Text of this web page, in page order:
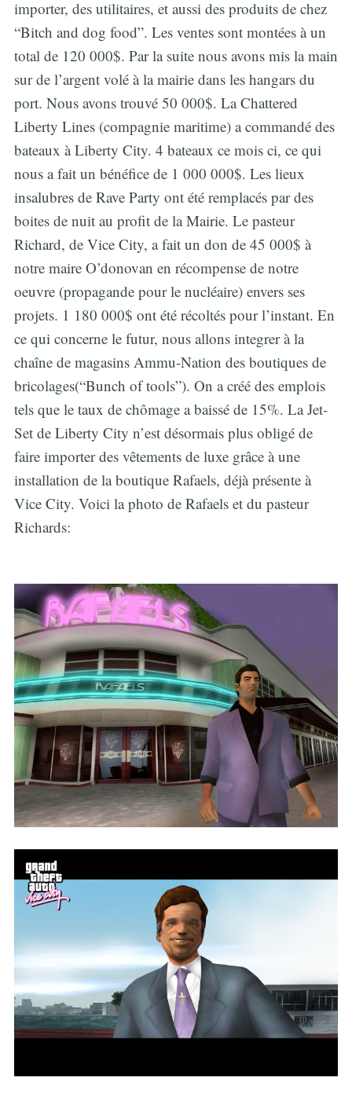
importer, des utilitaires, et aussi des produits de chez
“Bitch and dog food”. Les ventes sont montées à un
total de 120 000$. Par la suite nous avons mis la main
sur de l’argent volé à la mairie dans les hangars du
port. Nous avons trouvé 50 000$. La Chattered
Liberty Lines (compagnie maritime) a commandé des
bateaux à Liberty City. 4 bateaux ce mois ci, ce qui
nous a fait un bénéfice de 1 000 000$. Les lieux
insalubres de Rave Party ont été remplacés par des
boites de nuit au profit de la Mairie. Le pasteur
Richard, de Vice City, a fait un don de 45 000$ à
notre maire O’donovan en récompense de notre
oeuvre (propagande pour le nucléaire) envers ses
projets. 1 180 000$ ont été récoltés pour l’instant. En
ce qui concerne le futur, nous allons integrer à la
chaîne de magasins Ammu-Nation des boutiques de
bricolages(“Bunch of tools”). On a créé des emplois
tels que le taux de chômage a baissé de 15%. La Jet-
Set de Liberty City n’est désormais plus obligé de
faire importer des vêtements de luxe grâce à une
installation de la boutique Rafaels, déjà présente à
Vice City. Voici la photo de Rafaels et du pasteur
Richards: